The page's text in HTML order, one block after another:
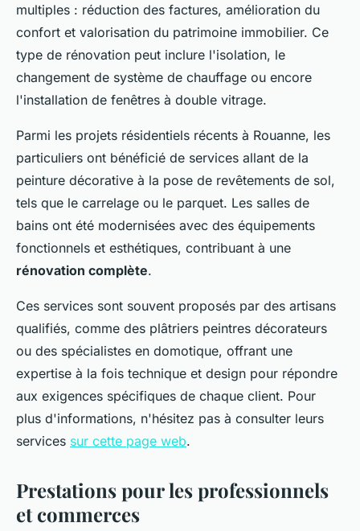
multiples : réduction des factures, amélioration du
confort et valorisation du patrimoine immobilier. Ce
type de rénovation peut inclure l'isolation, le
changement de système de chauffage ou encore
l'installation de fenêtres à double vitrage.
Parmi les projets résidentiels récents à Rouanne, les
particuliers ont bénéficié de services allant de la
peinture décorative à la pose de revêtements de sol,
tels que le carrelage ou le parquet. Les salles de
bains ont été modernisées avec des équipements
fonctionnels et esthétiques, contribuant à une
rénovation complète.
Ces services sont souvent proposés par des artisans
qualifiés, comme des plâtriers peintres décorateurs
ou des spécialistes en domotique, offrant une
expertise à la fois technique et design pour répondre
aux exigences spécifiques de chaque client. Pour
plus d'informations, n'hésitez pas à consulter leurs
services sur cette page web.
Prestations pour les professionnels
et commerces